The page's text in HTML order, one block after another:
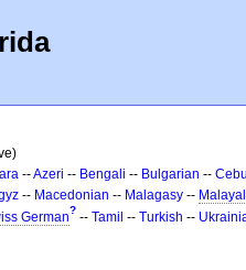
--Azeri -- Bengali -- Bulgarian --
-- Macedonian -- Malagasy --
German? -- Tamil -- Turkish --